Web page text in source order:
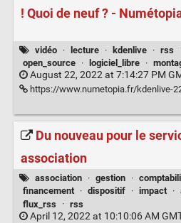
! Quoi de neuf ? -
vidéo · lecture · kdenlive · rss
open_source
· logiciel_libre ·
August 22, 2022 at 7:14:27 PM
https://www.numetopia.fr/kdenlive-22-08-est-disponible-quoi-de-neuf/
Du nouveau pour le
association
association · gestion ·
financement
· dispositif · impact ·
flux_rss
· rss
April 12, 2022 at 10:10:06 AM